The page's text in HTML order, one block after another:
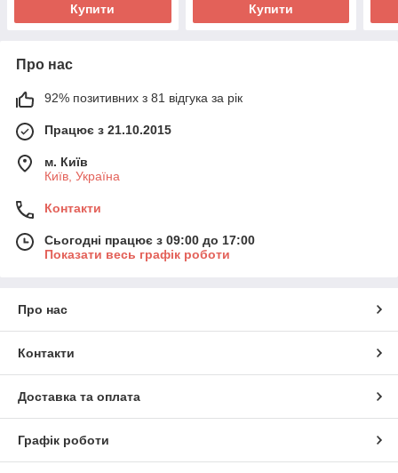
Купити Купити
Про нас
92% позитивних з 81 відгука за рік
Працює з 21.10.2015
м. Київ
Київ, Україна
Контакти
Сьогодні працює з 09:00 до 17:00
Показати весь графік роботи
Про нас
Контакти
Доставка та оплата
Графік роботи